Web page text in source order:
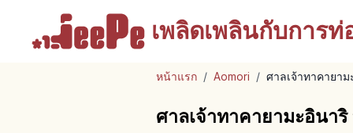
เพลิดเพลินกับการท่
หน้าแรก / Aomori / ศาลเจ้าทาคายา
ศาลเจ้าทาคายามะอินา